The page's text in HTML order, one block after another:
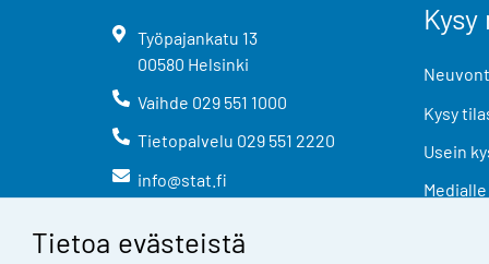
Tietoa evästeistä
Työpajankatu 13
00580 Helsinki
Vaihde 029 551 1000
Tietopalvelu 029 551 2220
info@stat.fi
Kysy
Usein
Medialle